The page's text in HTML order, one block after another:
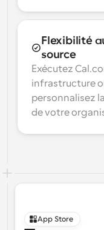
Flexibilité
source
Exécutez
infrastructure
personnalisez
de votre
App Store